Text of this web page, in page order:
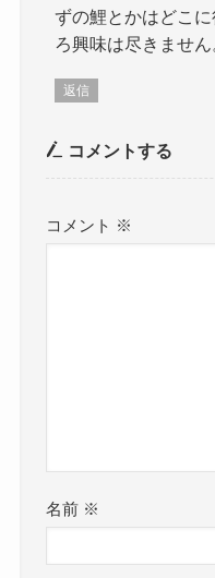
ずの鯉とかはどこ
ろ興味は尽きません
返信
コメントする
コメント ※
名前 ※